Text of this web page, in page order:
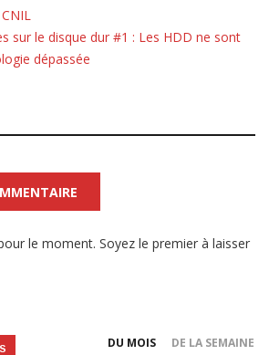
sur le disque dur #1 : Les HDD ne sont
dépassée
le moment. Soyez le premier à laisser
DU MOIS DE LA SEMAINE